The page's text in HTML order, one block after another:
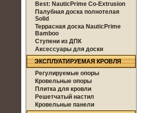
Best: NauticPrime Co-Extrusion
Палубная доска полнотелая
Solid
Террасная доска NauticPrime
Bamboo
Ступени из ДПК
Аксессуары для доски
ЭКСПЛУАТИРУЕМАЯ КРОВЛЯ
Регулируемые опоры
Кровельные опоры
Плитка для кровли
Решетчатый настил
Кровельные панели